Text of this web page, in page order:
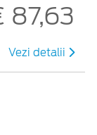
87,63
Vezi detalii